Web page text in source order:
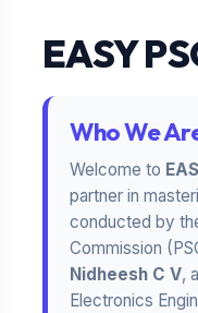
EASY
Who We
Welcome to
partner in
conducted by
Commission
Nidheesh C V,
Electronics